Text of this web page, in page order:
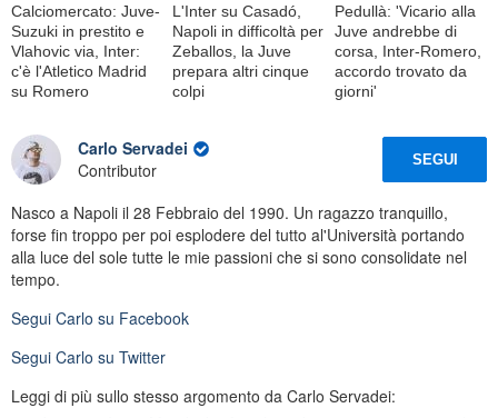
Calciomercato: Juve-
Suzuki in prestito e
Vlahovic via, Inter:
c'è l'Atletico Madrid
su Romero
L'Inter su Casadó,
Napoli in difficoltà per
Zeballos, la Juve
prepara altri cinque
colpi
Pedullà: 'Vicario alla
Juve andrebbe di
corsa, Inter-Romero,
accordo trovato da
giorni'
Carlo Servadei
Contributor
SEGUI
Nasco a Napoli il 28 Febbraio del 1990. Un ragazzo tranquillo,
forse fin troppo per poi esplodere del tutto al'Università portando
alla luce del sole tutte le mie passioni che si sono consolidate nel
tempo.
Segui Carlo su Facebook
Segui Carlo su Twitter
Leggi di più sullo stesso argomento da Carlo Servadei: